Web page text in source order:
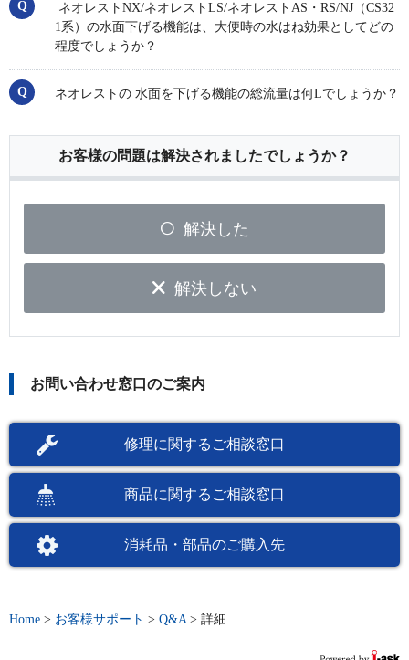
ネオレストNX/ネオレストLS/ネオレストAS・RS/NJ（CS32
1系）の水面下げる機能は、大便時の水はね効果としてどの
程度でしょうか？
ネオレストの 水面を下げる機能の総流量は何Lでしょうか？
お客様の問題は解決されましたでしょうか？
解決した
解決しない
お問い合わせ窓口のご案内
修理に関するご相談窓口
商品に関するご相談窓口
消耗品・部品のご購入先
Home > お客様サポート > Q&A > 詳細